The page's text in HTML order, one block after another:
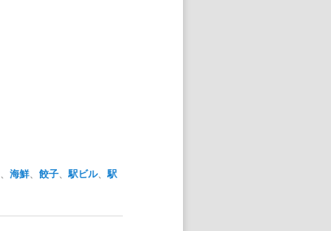
、海鮮、餃子、駅ビル、駅